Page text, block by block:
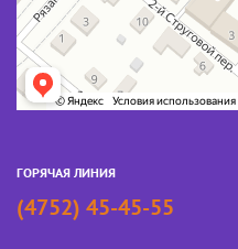
ГОРЯЧАЯ ЛИНИЯ
(4752) 45-45-55